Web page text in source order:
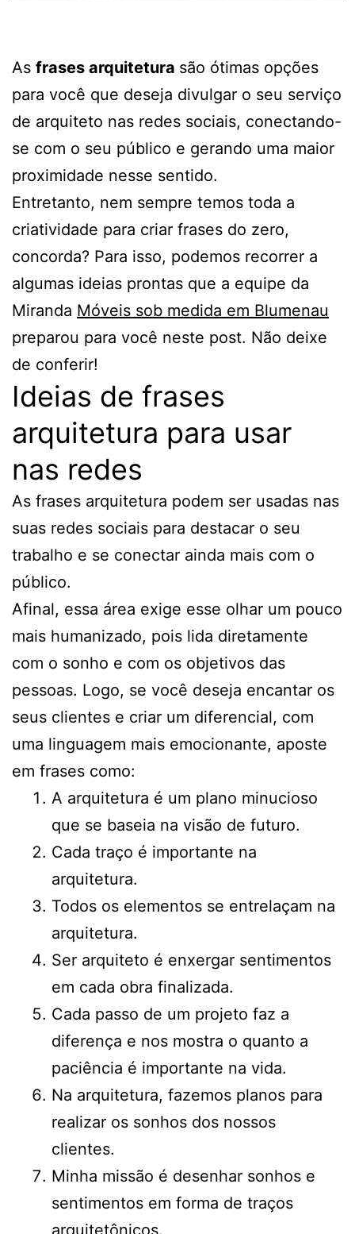
As frases arquitetura são ótimas opções
para você que deseja divulgar o seu serviço
de arquiteto nas redes sociais, conectando-
se com o seu público e gerando uma maior
proximidade nesse sentido.
Entretanto, nem sempre temos toda a
criatividade para criar frases do zero,
concorda? Para isso, podemos recorrer a
algumas ideias prontas que a equipe da
Miranda Móveis sob medida em Blumenau
preparou para você neste post. Não deixe
de conferir!
Ideias de frases
arquitetura para usar
nas redes
As frases arquitetura podem ser usadas nas
suas redes sociais para destacar o seu
trabalho e se conectar ainda mais com o
público.
Afinal, essa área exige esse olhar um pouco
mais humanizado, pois lida diretamente
com o sonho e com os objetivos das
pessoas. Logo, se você deseja encantar os
seus clientes e criar um diferencial, com
uma linguagem mais emocionante, aposte
em frases como:
A arquitetura é um plano minucioso
que se baseia na visão de futuro.
Cada traço é importante na
arquitetura.
Todos os elementos se entrelaçam na
arquitetura.
Ser arquiteto é enxergar sentimentos
em cada obra finalizada.
Cada passo de um projeto faz a
diferença e nos mostra o quanto a
paciência é importante na vida.
Na arquitetura, fazemos planos para
realizar os sonhos dos nossos
clientes.
Minha missão é desenhar sonhos e
sentimentos em forma de traços